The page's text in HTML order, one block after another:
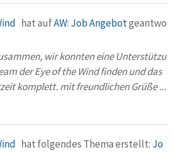
hat aufAW: Job Angebotgeantwo
wir konnten eine Unterstützu
der Eye of the Wind finden und das
komplett. mit freundlichen Grüße ...
hat folgendes Thema erstellt: Jo